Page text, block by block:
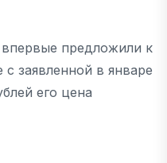
предложили к
заявленной в январе
его цена